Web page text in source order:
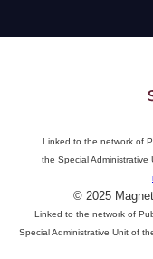
Linked to the network of
the Special Administrative
© 2025
Linked to the network of
Special Administrative Unit of